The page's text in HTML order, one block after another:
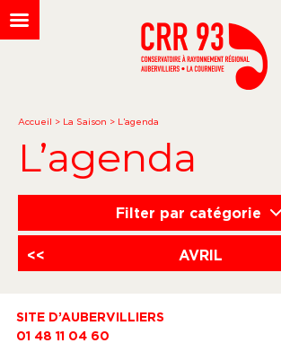
Accueil > La Saison > L’agenda
L’agenda
Filter par catégorie
<< AVRIL
SITE D’AUBERVILLIERS
01 48 11 04 60